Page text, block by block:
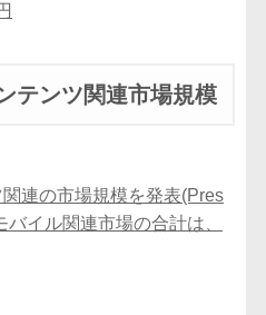
テンツ関連市場規模
連の市場規模を発表(Pres
イル関連市場の合計は、